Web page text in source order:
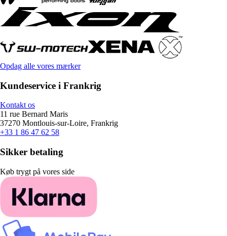
Opdag alle vores mærker
Kundeservice i Frankrig
Kontakt os
11 rue Bernard Maris
37270 Montlouis-sur-Loire, Frankrig
+33 1 86 47 62 58
Sikker betaling
Køb trygt på vores side